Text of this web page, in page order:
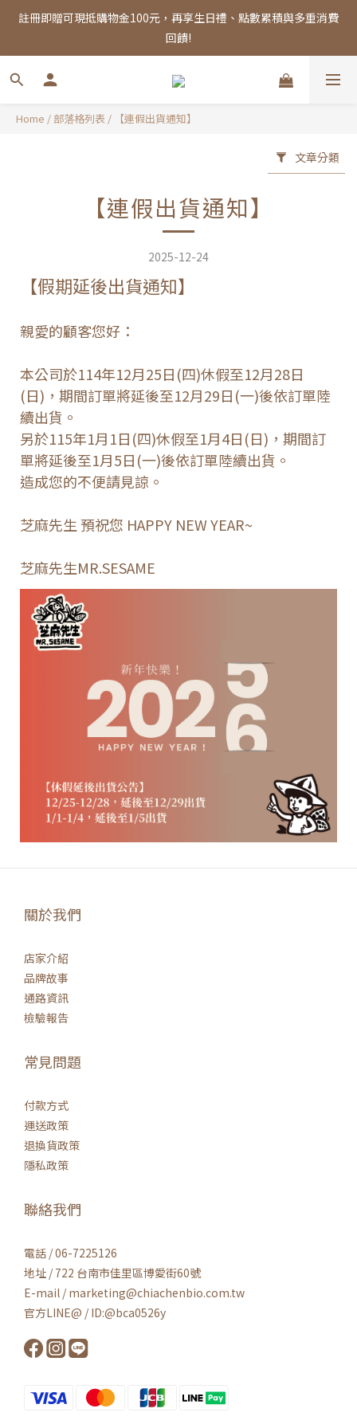
註冊即贈可現抵購物金100元，再享生日禮、點數累積與多重消費
回饋!
註冊即贈可現抵購物金100元，再享生日禮、點數累積與多重消費
回饋!
全館消費滿千，享免運優惠！
註冊即贈可現抵購物金100元，再享生日禮、點數累積與多重消費
Home / 部落格列表 / 【連假出貨通知】
文章分類
【連假出貨通知】
2025-12-24
【假期延後出貨通知】
親愛的顧客您好：
本公司於114年12月25日(四)休假至12月28日
(日)，期間訂單將延後至12月29日(一)後依訂單陸
續出貨。
另於115年1月1日(四)休假至1月4日(日)，期間訂
單將延後至1月5日(一)後依訂單陸續出貨。
造成您的不便請見諒。
芝麻先生 預祝您 HAPPY NEW YEAR~
芝麻先生MR.SESAME
關於我們
店家介紹
品牌故事
通路資訊
檢驗報告
常見問題
付款方式
運送政策
退換貨政策
隱私政策
聯絡我們
電話 / 06-7225126
地址 / 722 台南市佳里區博愛街60號
E-mail / marketing@chiachenbio.com.tw
官方LINE@ / ID:@bca0526y